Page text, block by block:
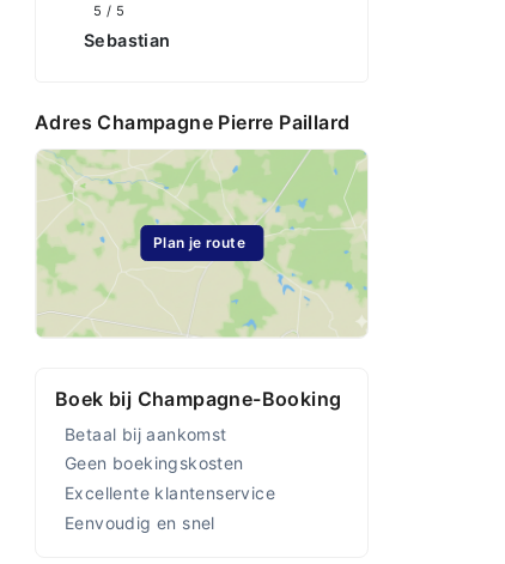
5 / 5
Sebastian
Adres Champagne Pierre Paillard
Plan je route
Boek bij Champagne-Booking
Betaal bij aankomst
Geen boekingskosten
Excellente klantenservice
Eenvoudig en snel